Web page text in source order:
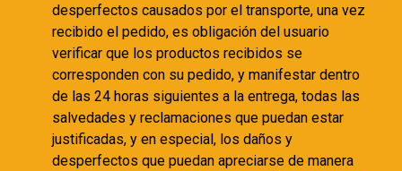
desperfectos causados por el transporte, una vez
recibido el pedido, es obligación del usuario
verificar que los productos recibidos se
corresponden con su pedido, y manifestar dentro
de las 24 horas siguientes a la entrega, todas las
salvedades y reclamaciones que puedan estar
justificadas, y en especial, los daños y
desperfectos que puedan apreciarse de manera